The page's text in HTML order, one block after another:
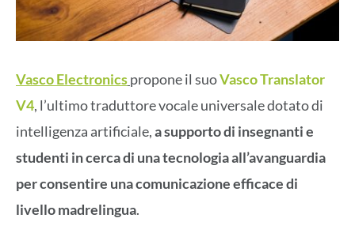
Vasco Electronicspropone il suoVasco Translator
V4, l’ultimo traduttore vocale universale dotato di
intelligenza artificiale,a supporto di insegnanti e
studenti in cerca di una tecnologia all’avanguardia
per consentire una comunicazione efficace di
livello madrelingua.